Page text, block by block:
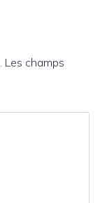
Les champs